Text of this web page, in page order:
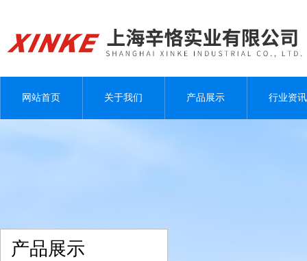
网站首页 关于我们 产品展示 行业资讯
产品展示